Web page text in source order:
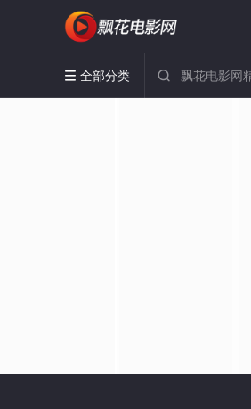
 全部分类 